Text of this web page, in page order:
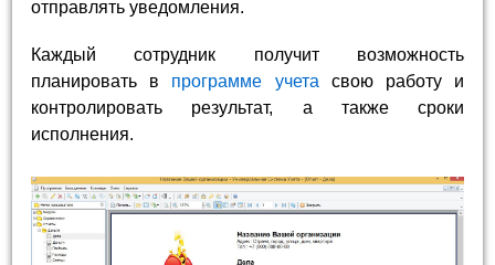
отправлять уведомления.
Каждый сотрудник получит возможность
планировать в программе учета свою работу и
контролировать результат, а также сроки
исполнения.